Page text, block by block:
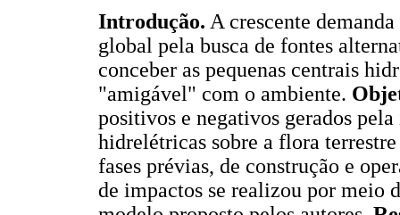
Introdução. A crescente
global pela busca de fontes
conceber as pequenas centrais
"amigável" com o ambiente.
positivos e negativos gerados
hidrelétricas sobre a flora
fases prévias, de construção e
de impactos se realizou por meio